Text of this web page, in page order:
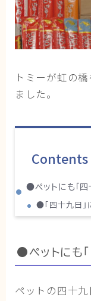
猫と暮らすシ
ねこの飼い方
基本ガイド（
健康管理（病
トミーとゆず
プロフィール
トミーが虹の
ました。
Contents
●ペットにも「
●「四十九日」
●ペットにも
ペットの四十